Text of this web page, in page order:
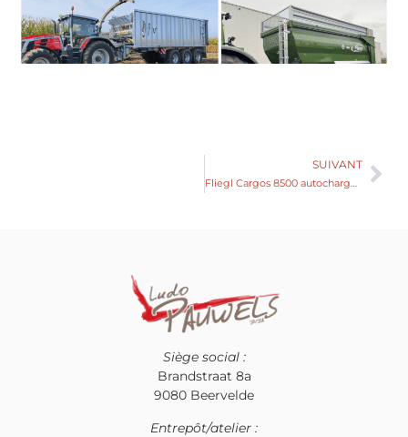
SUIVANT
Fliegl Cargos 8500 autochargeuse
Siège social :
Brandstraat 8a
9080 Beervelde
Entrepôt/atelier :